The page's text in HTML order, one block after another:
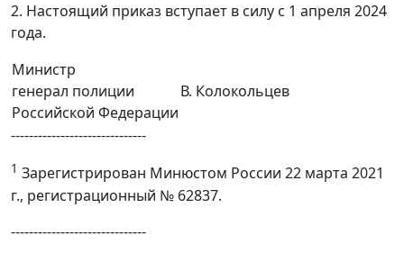
2. Настоящий приказ вступает в силу с 1 апреля 2024
года.
Министр
генерал полиции
Российской Федерации
В. Колокольцев
------------------------------
1 Зарегистрирован Минюстом России 22 марта 2021
г., регистрационный № 62837.
------------------------------